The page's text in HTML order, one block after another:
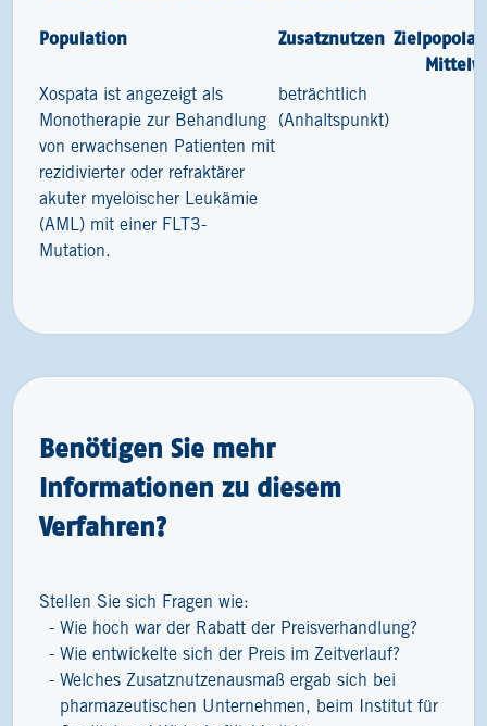
Population Zusatznutzen
Xospata ist angezeigt als
Monotherapie zur Behandlung
von erwachsenen Patienten mit
rezidivierter oder refraktärer
akuter myeloischer Leukämie
(AML) mit einer FLT3-
Mutation.
beträchtlich
(Anhaltspunkt)
Benötigen Sie mehr
Informationen zu diesem
Verfahren?
Stellen Sie sich Fragen wie:
Wie hoch war der Rabatt der Preisverhandlung?
Wie entwickelte sich der Preis im Zeitverlauf?
Welches Zusatznutzenausmaß ergab sich bei
pharmazeutischen Unternehmen, beim Institut für